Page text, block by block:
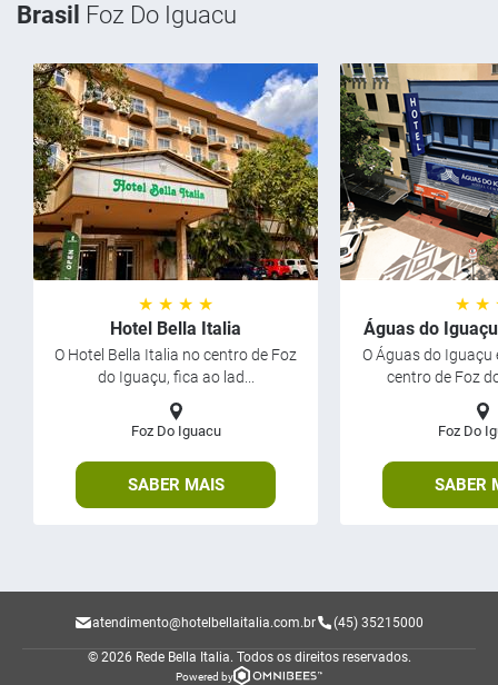
Brasil Foz Do Iguacu
★ ★ ★ ★
Hotel Bella Italia
O Hotel Bella Italia no centro de Foz
do Iguaçu, fica ao lad...
Foz Do Iguacu
SABER MAIS
★ ★
Águas do
O Águas do
centro de Foz
Foz Do
SABER
atendimento@hotelbellaitalia.com.br (45) 35215000
© 2026 Rede Bella Italia. Todos os direitos reservados.
Powered by